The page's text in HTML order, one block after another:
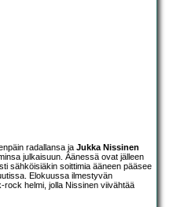
radallansa ja Jukka Nissinen
julkaisuun. Äänessä ovat jälleen
sähköisiäkin soittimia ääneen pääsee
Elokuussa ilmestyvän
rock helmi, jolla Nissinen viivähtää